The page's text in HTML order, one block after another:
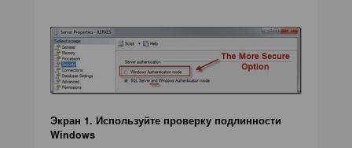
Экран 1. Используйте проверку подлинности
Windows